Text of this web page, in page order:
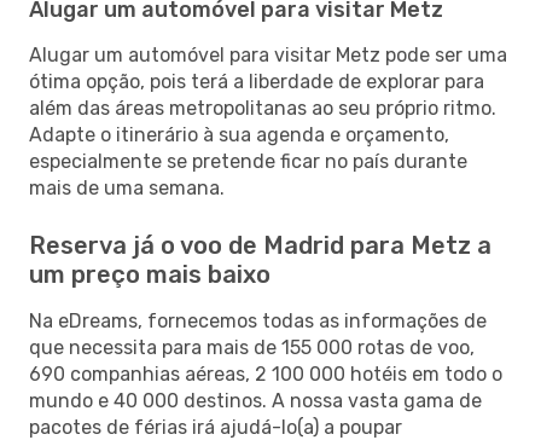
Alugar um automóvel para visitar Metz
Alugar um automóvel para visitar Metz pode ser uma
ótima opção, pois terá a liberdade de explorar para
além das áreas metropolitanas ao seu próprio ritmo.
Adapte o itinerário à sua agenda e orçamento,
especialmente se pretende ficar no país durante
mais de uma semana.
Reserva já o voo de Madrid para Metz a
um preço mais baixo
Na eDreams, fornecemos todas as informações de
que necessita para mais de 155 000 rotas de voo,
690 companhias aéreas, 2 100 000 hotéis em todo o
mundo e 40 000 destinos. A nossa vasta gama de
pacotes de férias irá ajudá-lo(a) a poupar